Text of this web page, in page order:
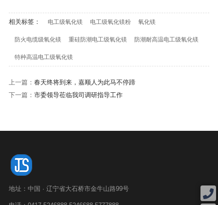
相关标签： 电工级氧化镁 电工级氧化镁粉 氧化镁
防火电缆级氧化镁 重硅防潮电工级氧化镁 防潮耐高温电工级氧化镁
特种高温电工级氧化镁
上一篇： 春天终将到来，嘉顺人为此马不停蹄
下一篇： 市委领导莅临我司调研指导工作
地址：中国 · 辽宁省大石桥市金牛山路99号